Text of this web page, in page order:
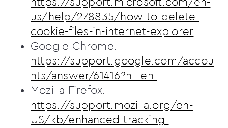
us/help/278835/how-to-delete-
cookie-files-in-internet-explorer
Google Chrome:
https://support.google.com/accou
nts/answer/61416?hl=en
Mozilla Firefox:
https://support.mozilla.org/en-
US/kb/enhanced-tracking-